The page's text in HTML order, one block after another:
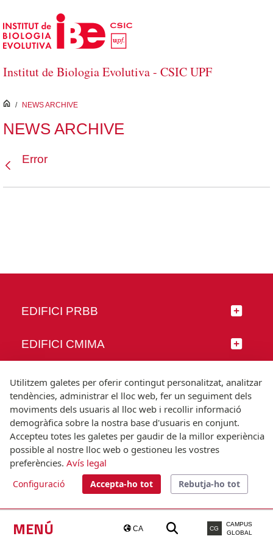
Salta al contingut principal
Institut de Biologia Evolutiva - CSIC UPF
MENÚ CA CG
CAMPUS
GLOBAL
inici
/ NEWS ARCHIVE
NEWS ARCHIVE
Error
EDIFICI PRBB
EDIFICI CMIMA
SEGUEIX-NOS
© Universitat Pompeu Fabra
Barcelona
T.(+34) 93 542 20 00
Utilitzem galetes per oferir contingut personalitzat, analitzar
tendències, administrar el lloc web, fer un seguiment dels
moviments dels usuaris al lloc web i recollir informació
demogràfica sobre la nostra base d'usuaris en conjunt.
Accepteu totes les galetes per gaudir de la millor experiència
possible al nostre lloc web o gestioneu les vostres
preferències. Avís legal
Configuració Accepta-ho tot Rebutja-ho tot